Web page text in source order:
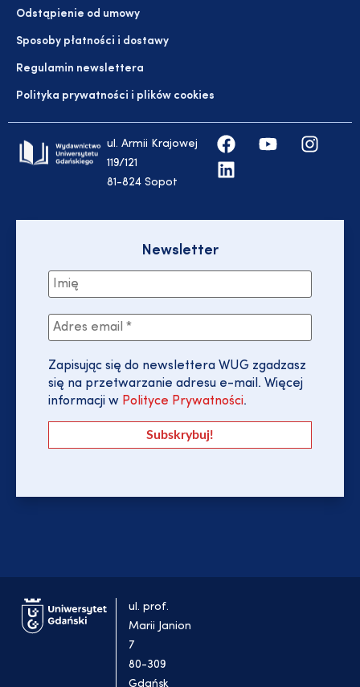
Odstąpienie od umowy
Sposoby płatności i dostawy
Regulamin newslettera
Polityka prywatności i plików cookies
ul. Armii Krajowej
119/121
81-824 Sopot
Newsletter
Zapisując się do newslettera WUG zgadzasz
się na przetwarzanie adresu e-mail. Więcej
informacji w Polityce Prywatności.
ul. prof.
Marii Janion
7
80-309
Gdańsk